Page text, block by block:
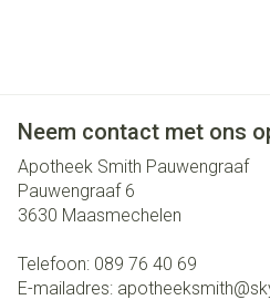
Neem contact met ons
Apotheek Smith Pauwengraaf
Pauwengraaf 6
3630 Maasmechelen
Telefoon: 089 76 40 69
E-mailadres: apotheeksmith@